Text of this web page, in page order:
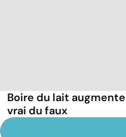
Boire du lait
vrai du faux